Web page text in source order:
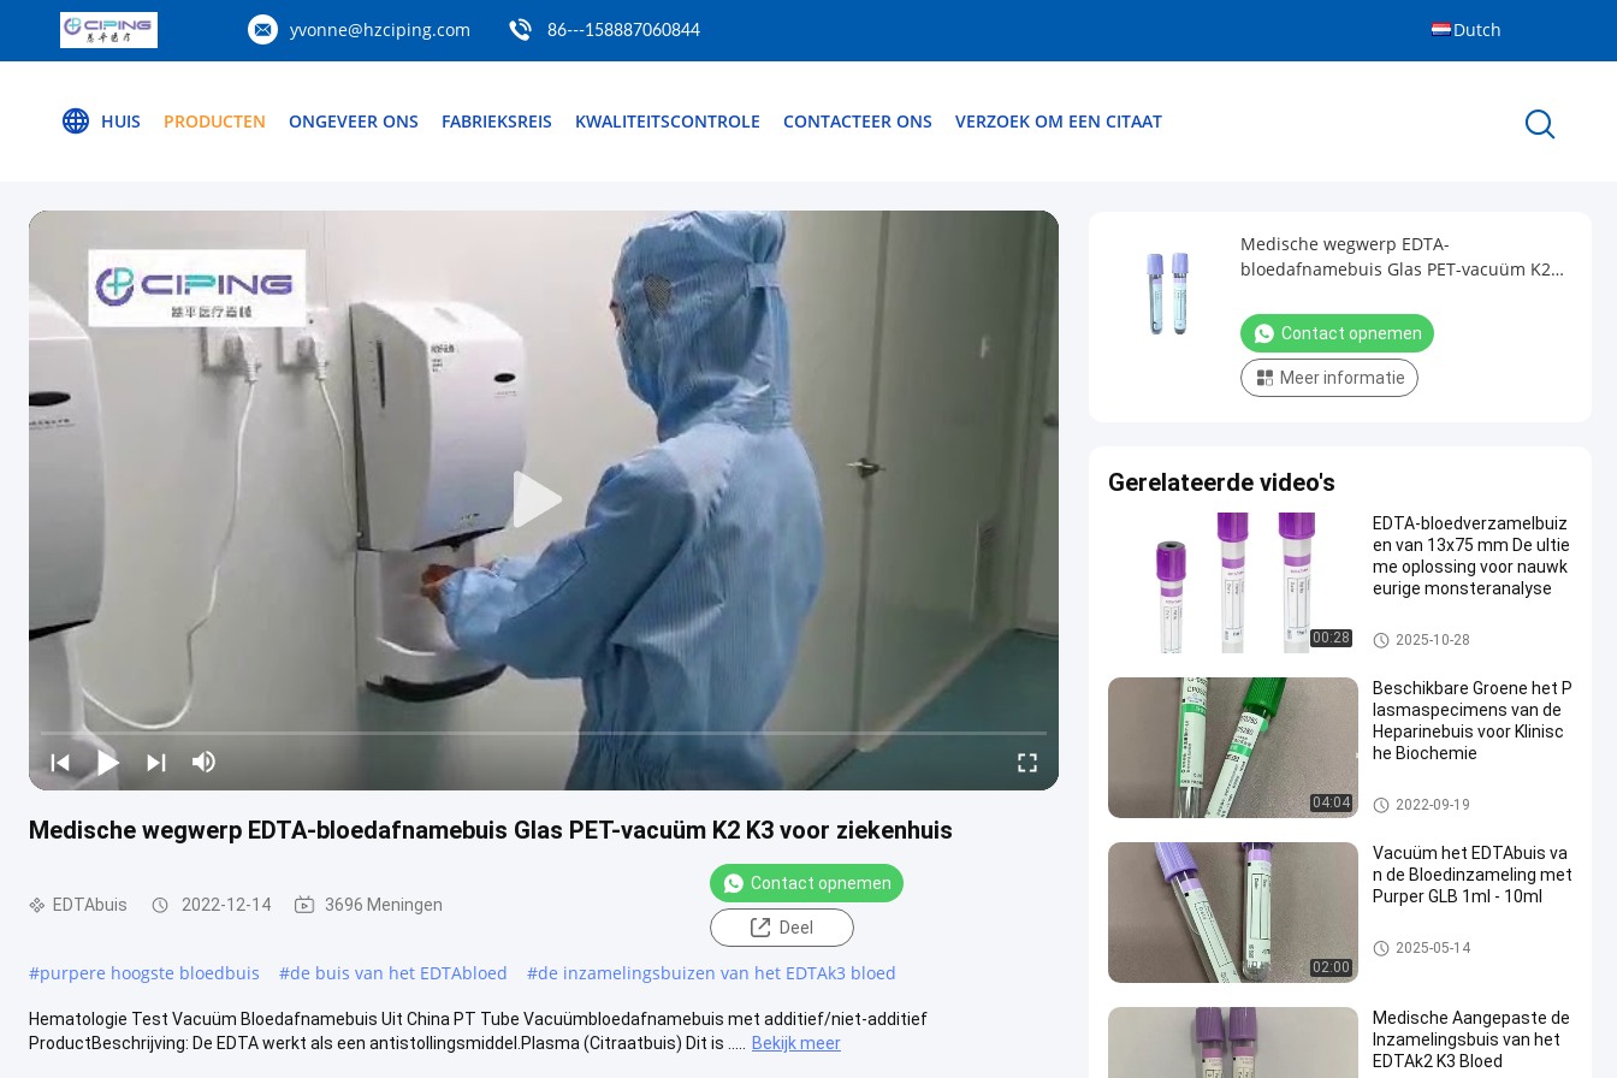
yvonne@hzciping.com 86---158887060844 Dutch
HUIS PRODUCTEN ONGEVEER ONS FABRIEKSREIS KWALITEITSCONTROLE CONTACTEER ONS VERZOEK OM EEN CITAAT
Medische wegwerp EDTA-bloedafnamebuis Glas PET-vacuüm K2 K3 voor ziekenhuis
EDTAbuis 2022-12-14 3696 Meningen
Contact opnemen
Deel
#purpere hoogste bloedbuis #de buis van het EDTAbloed #de inzamelingsbuizen van het EDTAk3 bloed
Hematologie Test Vacuüm Bloedafnamebuis Uit China PT Tube Vacuümbloedafnamebuis met additief/niet-additief
ProductBeschrijving: De EDTA werkt als een antistollingsmiddel.Plasma (Citraatbuis) Dit is .....
Bekijk meer
Medische wegwerp EDTA-
bloedafnamebuis Glas PET-vacuüm K2
Contact opnemen
Meer informatie
Gerelateerde video's
00:28
EDTA-bloedverzamelbuiz
en van 13x75 mm De ultie
me oplossing voor nauwk
eurige monsteranalyse
EDTAbuis
2025-10-28
04:04
Beschikbare Groene het P
lasmaspecimens van de
Heparinebuis voor Klinisc
he Biochemie
De vacuümbuis van de Bloedi
nzameling
2022-09-19
02:00
Vacuüm het EDTAbuis va
n de Bloedinzameling met
Purper GLB 1ml - 10ml
EDTAbuis
2025-05-14
Medische Aangepaste de
Inzamelingsbuis van het
EDTAk2 K3 Bloed